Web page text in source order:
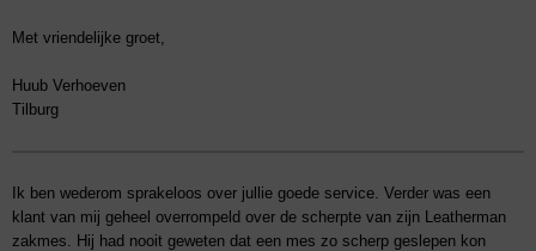
Met vriendelijke groet,
Huub Verhoeven
Tilburg
Ik ben wederom sprakeloos over jullie goede service. Verder was een
klant van mij geheel overrompeld over de scherpte van zijn Leatherman
zakmes. Hij had nooit geweten dat een mes zo scherp geslepen kon